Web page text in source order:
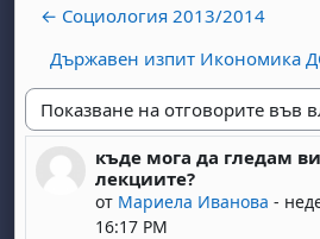
← Социология 2013/2014
Държавен изпит Икономика
Начин на показване
къде мога да гледам
лекциите?
от Мариела Иванова -
16:17 PM
Number of replies: 0